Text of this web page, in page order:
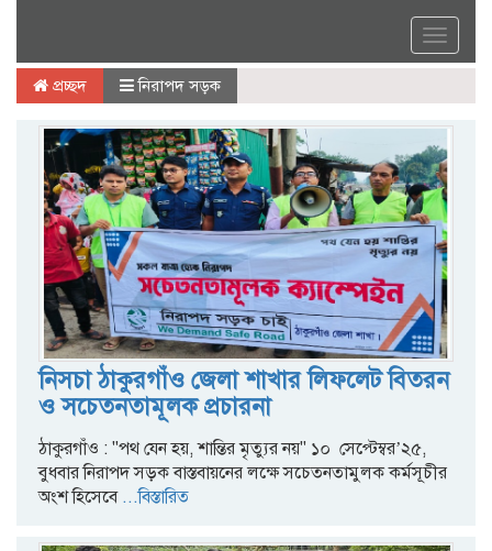
Toggle
প্রচ্ছদ নিরাপদ সড়ক
নিসচা ঠাকুরগাঁও জেলা শাখার লিফলেট বিতরন
ও সচেতনতামূলক প্রচারনা
ঠাকুরগাঁও : "পথ যেন হয়, শান্তির মৃত্যুর নয়" ১০ সেপ্টেম্বর’২৫,
বুধবার নিরাপদ সড়ক বাস্তবায়নের লক্ষে সচেতনতামুলক কর্মসূচীর
অংশ হিসেবে...বিস্তারিত